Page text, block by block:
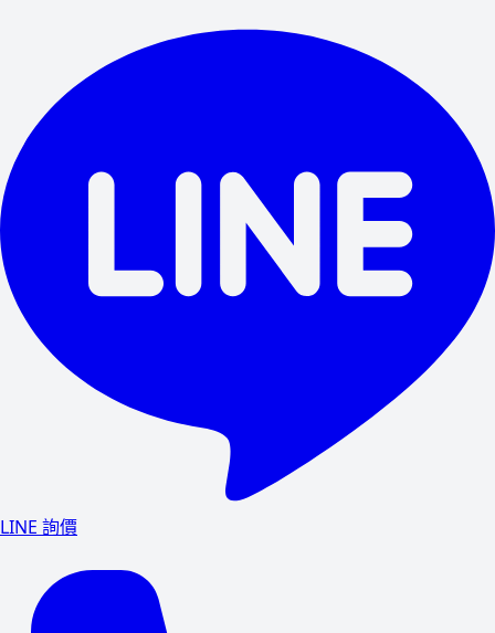
LINE 詢價